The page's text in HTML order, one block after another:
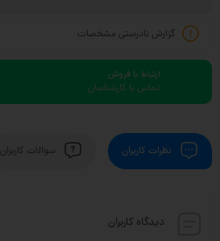
گزارش نادرستی مشخصات
ارتباط با فروش
تماس با کارشناسان
نظرات کاربران سوالات کاربران
دیدگاه کاربران